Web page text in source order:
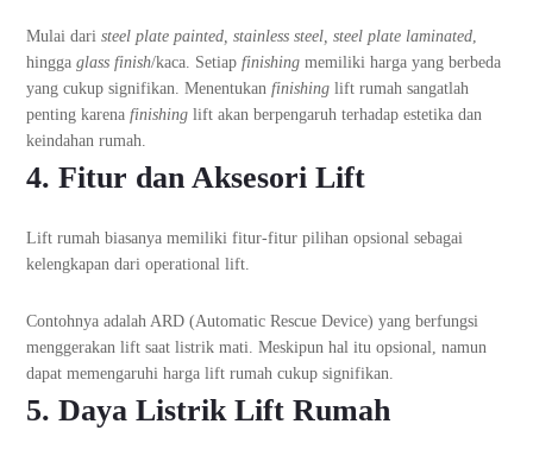
Mulai daristeel plate painted, stainless steel, steel plate laminated
hinggaglass finish/kaca. Setiap finishing memiliki harga yang berbeda
yang cukup signifikan. Menentukan finishing lift rumah sangatlah
penting karena finishing lift akan berpengaruh terhadap estetika dan
keindahan rumah.
4. Fitur dan Aksesori Lift
Lift rumah biasanya memiliki fitur-fitur pilihan opsional sebagai
kelengkapan dari operational lift.
Contohnya adalah ARD (Automatic Rescue Device) yang berfungsi
menggerakan lift saat listrik mati. Meskipun hal itu opsional, namun
dapat memengaruhi harga lift rumah cukup signifikan.
5. Daya Listrik Lift Rumah